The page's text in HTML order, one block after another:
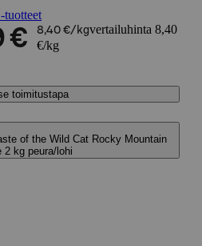
€ 8,40 €/kgvertailuhinta 8,40
€/kg
toimitustapa
of the Wild Cat Rocky Mountain
2 kg peura/lohi